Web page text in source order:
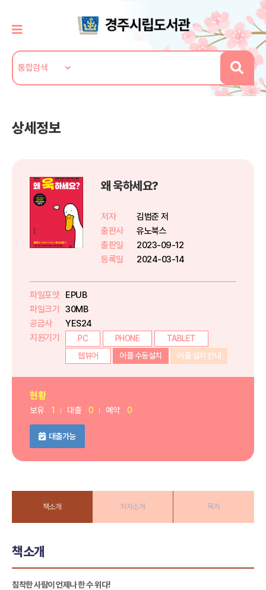
상세정보
왜 욱하세요?
저자
김범준 저
출판사
유노북스
출판일
2023-09-12
등록일
2024-03-14
파일포맷
EPUB
파일크기
30MB
공급사
YES24
지원기기
PC PHONE
TABLET
웹뷰어
어플 수동설치 어플 설치 안내
현황
보유 1 대출 0 예약 0
대출가능
책소개 저자소개 목차
책소개
침착한 사람이 언제나 한 수 위다!